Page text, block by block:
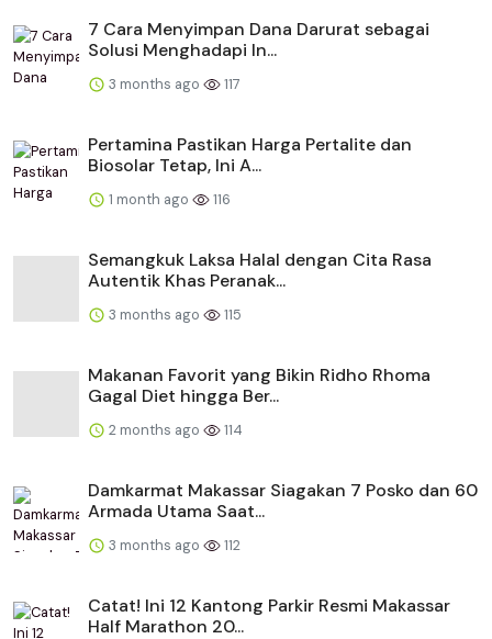
​​7 Cara Menyimpan Dana Darurat sebagai
Solusi Menghadapi In...
3 months ago 117
Pertamina Pastikan Harga Pertalite dan
Biosolar Tetap, Ini A...
1 month ago 116
Semangkuk Laksa Halal dengan Cita Rasa
Autentik Khas Peranak...
3 months ago 115
Makanan Favorit yang Bikin Ridho Rhoma
Gagal Diet hingga Ber...
2 months ago 114
Damkarmat Makassar Siagakan 7 Posko dan 60
Armada Utama Saat...
3 months ago 112
Catat! Ini 12 Kantong Parkir Resmi Makassar
Half Marathon 20...